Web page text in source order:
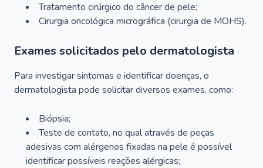
Tratamento cirúrgico do câncer de pele;
Cirurgia oncológica micrográfica (cirurgia de MOHS).
Exames solicitados pelo dermatologista
Para investigar sintomas e identificar doenças, o
dermatologista pode solicitar diversos exames, como:
Biópsia;
Teste de contato, no qual através de peças
adesivas com alérgenos fixadas na pele é possível
identificar possíveis reações alérgicas;